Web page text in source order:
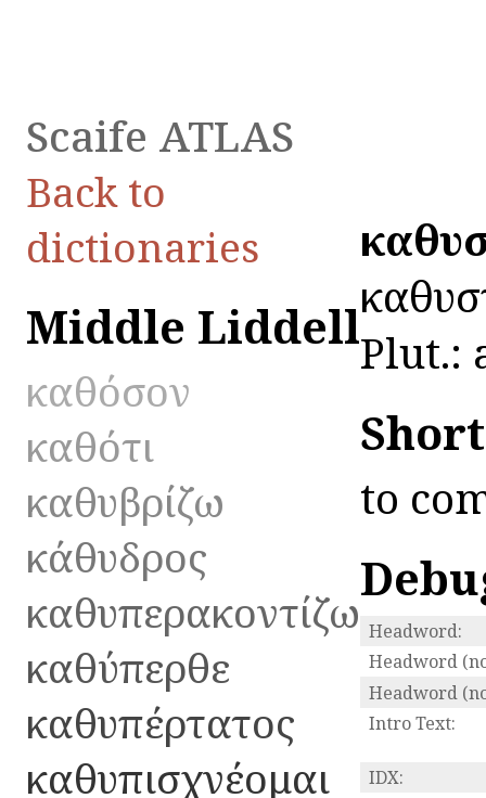
Scaife ATLAS
Back to
dictionaries
Middle Liddell
καθόσον
καθότι
καθυβρίζω
κάθυδρος
καθυπερακοντίζω
καθύπερθε
καθυπέρτατος
καθυπισχνέομαι
Plut.:
to
Headword:
Headword
Headword
Intro Text:
IDX: